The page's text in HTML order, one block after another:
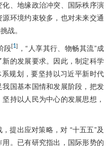
、地缘政治冲突、国际秩序演
环境约束较多，也对未来交通
战。
段[1]
，“人享其行、物畅其流”成
的发展要求。因此，制定科学
规划，要坚持以习近平新时代
国基本国情和发展阶段，把发
持以人民为中心的发展思想，
提出应对策略，对 “十五五”及
。已有研究指出，国际形势的